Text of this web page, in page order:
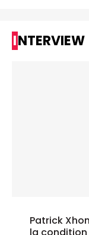
INTERVIEW
Patrick